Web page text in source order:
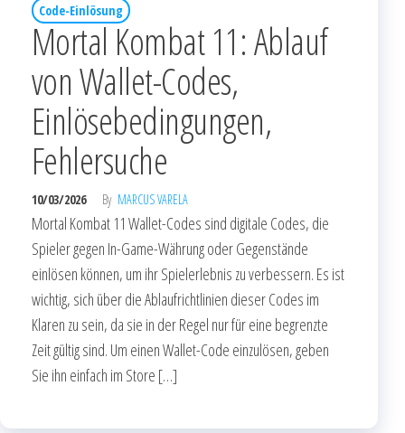
Code-Einlösung
Mortal Kombat 11: Ablauf
von Wallet-Codes,
Einlösebedingungen,
Fehlersuche
10/03/2026 By MARCUS VARELA
Mortal Kombat 11 Wallet-Codes sind digitale Codes, die
Spieler gegen In-Game-Währung oder Gegenstände
einlösen können, um ihr Spielerlebnis zu verbessern. Es ist
wichtig, sich über die Ablaufrichtlinien dieser Codes im
Klaren zu sein, da sie in der Regel nur für eine begrenzte
Zeit gültig sind. Um einen Wallet-Code einzulösen, geben
Sie ihn einfach im Store […]